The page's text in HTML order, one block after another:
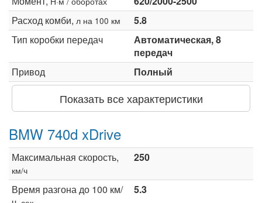
Расход комби, л на 100 км
5.8
Тип коробки передач
Автоматическая, 8
передач
Привод
Полный
Показать все характеристики
BMW 740d xDrive
Максимальная скорость,
км/ч
250
Время разгона до 100 км/
5.3